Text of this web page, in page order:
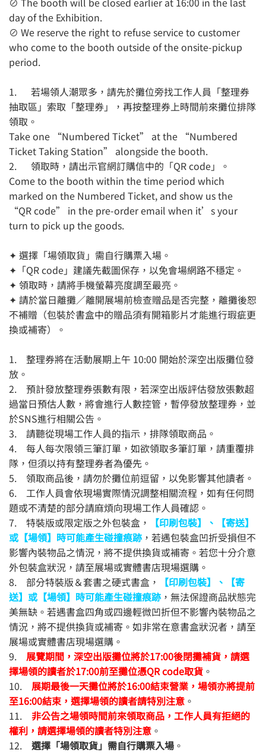
day of the Exhibition.
⊘ We reserve the right to refuse service to customer
who come to the booth outside of the onsite-pickup
period.
1. 若場領人潮眾多，請先於攤位旁找工作人員「整理券
抽取區」索取「整理券」，再按整理券上時間前來攤位排隊
領取。
Take one “Numbered Ticket” at the “Numbered
Ticket Taking Station” alongside the booth.
2. 領取時，請出示官網訂購信中的「QR code」。
Come to the booth within the time period which
marked on the Numbered Ticket, and show us the
“QR code” in the pre-order email when it’s your
turn to pick up the goods.
✦ 選擇「場領取貨」需自行購票入場。
✦「QR code」建議先截圖保存，以免會場網路不穩定。
✦ 領取時，請將手機螢幕亮度調至最亮。
✦ 請於當日離攤／離開展場前檢查贈品是否完整，離攤後恕
不補贈（包裝於書盒中的贈品須有開箱影片才能進行瑕疵更
換或補寄）。
1. 整理券將在活動展期上午 10:00 開始於深空出版攤位發
放。
2. 預計發放整理券張數有限，若深空出版評估發放張數超
過當日預估人數，將會進行人數控管，暫停發放整理券，並
於SNS進行相關公告。
3. 請聽從現場工作人員的指示，排隊領取商品。
4. 每人每次限領三筆訂單，如欲領取多筆訂單，請重覆排
隊，但須以持有整理券者為優先。
5. 領取商品後，請勿於攤位前逗留，以免影響其他讀者。
6. 工作人員會依現場實際情況調整相關流程，如有任何問
題或不清楚的部分請麻煩向現場工作人員確認。
7. 特裝版或限定版之外包裝盒，
【印刷包裝】、【寄送】
或【場領】時可能產生碰撞痕跡，若遇包裝盒凹折受損但不
影響內裝物品之情況，將不提供換貨或補寄。若您十分介意
外包裝盒狀況，請至展場或實體書店現場選購。
8. 部分特裝版＆套書之硬式書盒，
【印刷包裝】、【寄
送】或【場領】時可能產生碰撞痕跡，無法保證商品狀態完
美無缺。若遇書盒四角或四邊輕微凹折但不影響內裝物品之
情況，將不提供換貨或補寄。如非常在意書盒狀況者，請至
展場或實體書店現場選購。
9. 展覽期間，深空出版攤位將於17:00後閉攤補貨，請選
擇場領的讀者於17:00前至攤位憑QR code取貨 。
10. 展期最後一天攤位將於16:00結束營業，場領亦將提前
至16:00結束，選擇場領的讀者請特別注意 。
11. 非公告之場領時間前來領取商品，工作人員有拒絕的
權利，請選擇場領的讀者特別注意 。
12. 選擇「場領取貨」需自行購票入場 。